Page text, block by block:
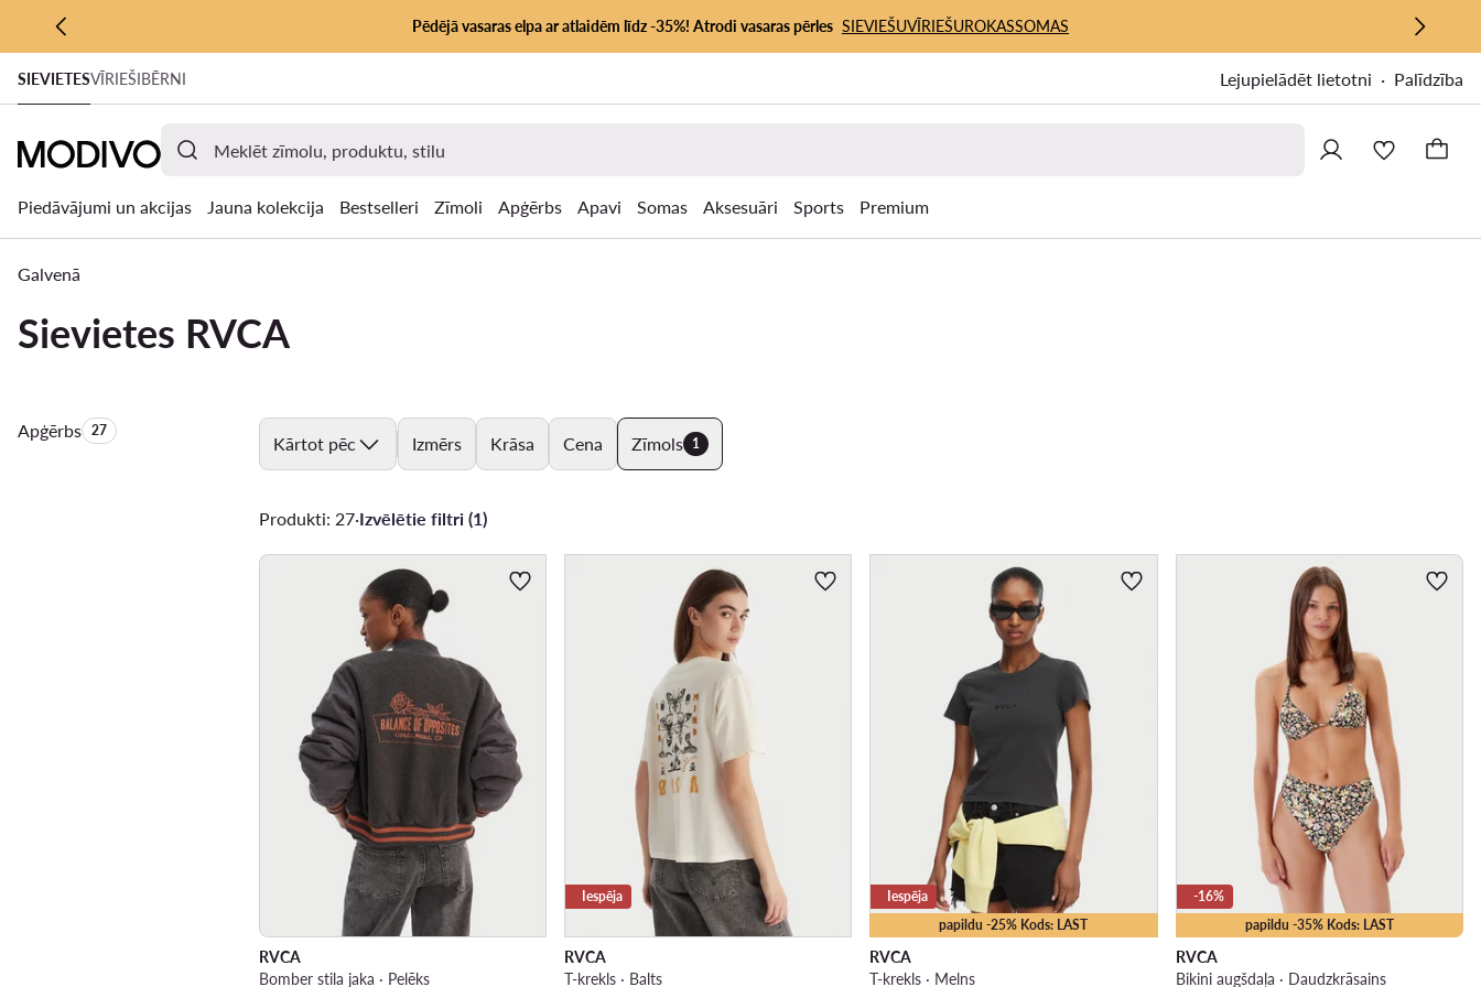
PĀRIET UZ GALVENO SATURU
PĀRIET UZ MEKLĒŠANU
Pēdējā vasaras elpa ar atlaidēm līdz -35%! Atrodi vasaras pērles SIEVIEŠUVĪRIEŠUROKASSOMAS
SIEVIETESVĪRIEŠIBĒRNI Lejupielādēt lietotni Palīdzība
Piedāvājumi un akcijas Jauna kolekcija Bestselleri Zīmoli Apģērbs Apavi Somas Aksesuāri Sports Premium
Galvenā
Sievietes RVCA
ApģērbsProduktu skaits:
27
Kārtot pēc Izmērs Krāsa Cena Zīmols 1
Produkti: 27·Izvēlētie filtri (1)
RVCA
Bomber stila jaka · Pelēks
Iespēja
RVCA
T-krekls · Balts
papildu -25% Kods: LAST
Iespēja
RVCA
T-krekls · Melns
papildu -35% Kods: LAST
-16%
RVCA
Bikini augšdaļa · Daudzkrāsains